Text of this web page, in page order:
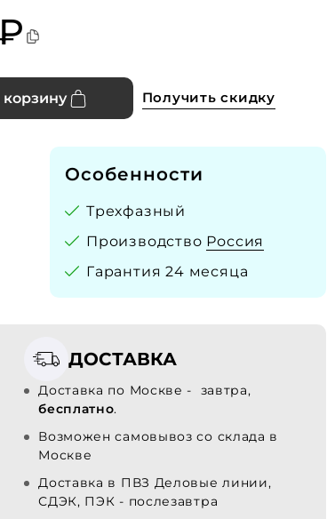
корзину Получить скидку
Особенности
Трехфазный
Производство Россия
Гарантия 24 месяца
ДОСТАВКА
Доставка по Москве - завтра,
бесплатно.
Возможен самовывоз со склада в
Москве
Доставка в ПВЗ Деловые линии,
СДЭК, ПЭК - послезавтра